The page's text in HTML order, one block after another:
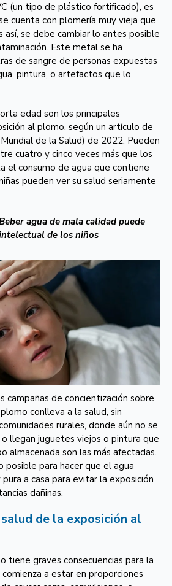
(un tipo de plástico fortificado), es
cuenta con plomería muy vieja que
así, se debe cambiar lo antes posible
Este metal se ha
de sangre de personas expuestas
pintura, o artefactos que lo
edad son los principales
al plomo, según un artículo de
de la Salud) de 2022. Pueden
cuatro y cinco veces más que los
el consumo de agua que contiene
pueden ver su salud seriamente
agua de mala calidad puede
de los niños
campañas de concientización sobre
conlleva a la salud, sin
rurales, donde aún no se
llegan juguetes viejos o pintura que
almacenada son las más afectadas.
posible para hacer que el agua
a casa para evitar la exposición
dañinas.
de la exposición al
tiene graves consecuencias para la
a estar en proporciones